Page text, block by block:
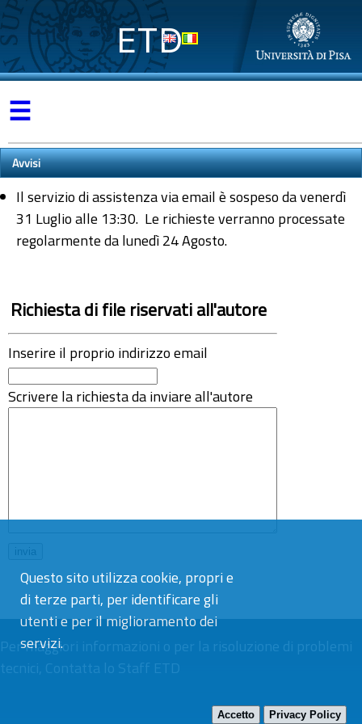
Questo sito utilizza cookie, propri e
di terze parti, per identificare gli
utenti e per il miglioramento dei
servizi.
Accetto Privacy Policy
ETD
☰
Avvisi
Il servizio di assistenza via email è sospeso da venerdì
31 Luglio alle 13:30. Le richieste verranno processate
regolarmente da lunedì 24 Agosto.
Richiesta di file riservati all'autore
Inserire il proprio indirizzo email
Scrivere la richiesta da inviare all'autore
Per maggiori informazioni o per la risoluzione di problemi
tecnici, Contatta lo Staff ETD